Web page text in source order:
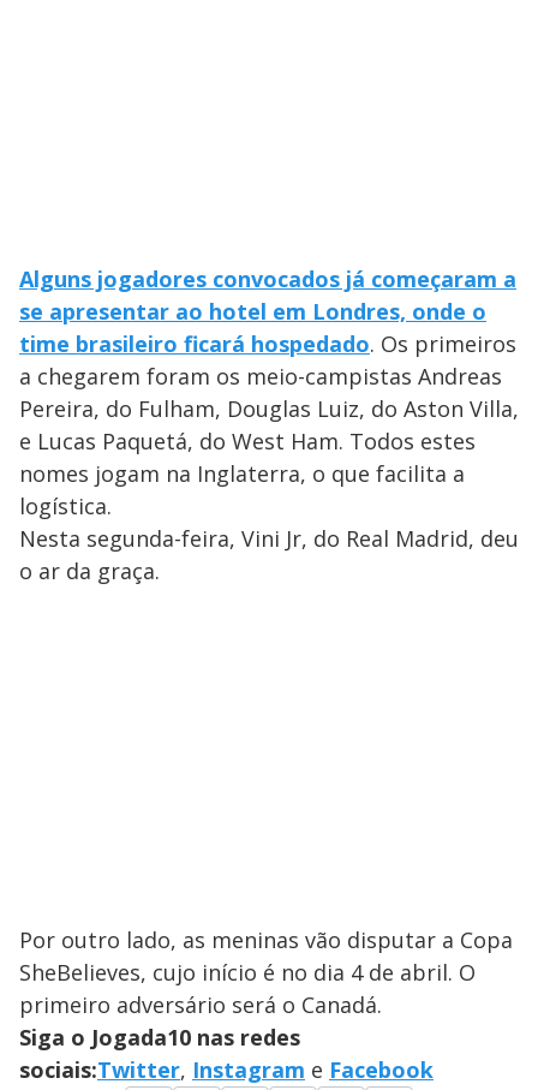
Alguns jogadores convocados já começaram a
se apresentar ao hotel em Londres, onde o
time brasileiro ficará hospedado. Os primeiros
a chegarem foram os meio-campistas Andreas
Pereira, do Fulham, Douglas Luiz, do Aston Villa,
e Lucas Paquetá, do West Ham. Todos estes
nomes jogam na Inglaterra, o que facilita a
logística.
Nesta segunda-feira, Vini Jr, do Real Madrid, deu
o ar da graça.
Por outro lado, as meninas vão disputar a Copa
SheBelieves, cujo início é no dia 4 de abril. O
primeiro adversário será o Canadá.
Siga o Jogada10 nas redes
sociais:Twitter, Instagram e Facebook